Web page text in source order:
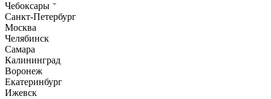
Чебоксары
Санкт-Петербург
Москва
Челябинск
Самара
Калининград
Воронеж
Екатеринбург
Ижевск